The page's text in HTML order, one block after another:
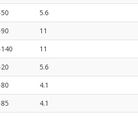
5.6
11
11
5.6
4.1
4.1